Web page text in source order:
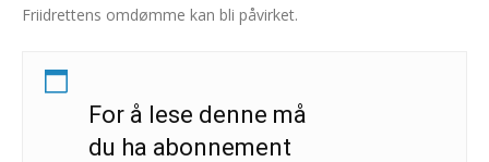
Friidrettens omdømme kan bli påvirket.
For å lese denne må
du ha abonnement